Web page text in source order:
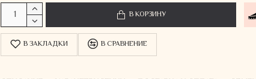
В КОРЗИНУ
В ЗАКЛАДКИ В СРАВНЕНИЕ